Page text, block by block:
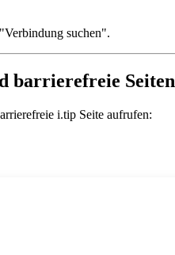
suchen".
barrierefreie Seiten
i.tip Seite aufrufen: